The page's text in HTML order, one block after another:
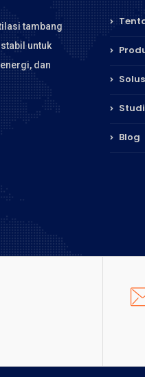
tambang
untuk
dan
Blog